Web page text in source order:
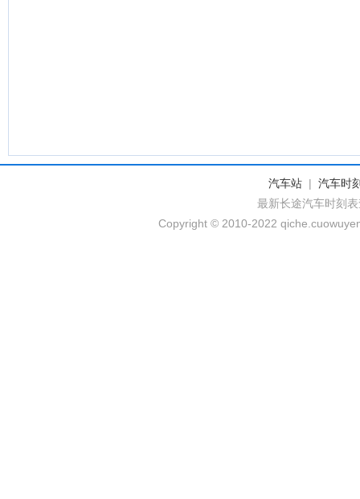
汽车站 | 汽车时
最新长途汽车时刻
Copyright © 2010-2022